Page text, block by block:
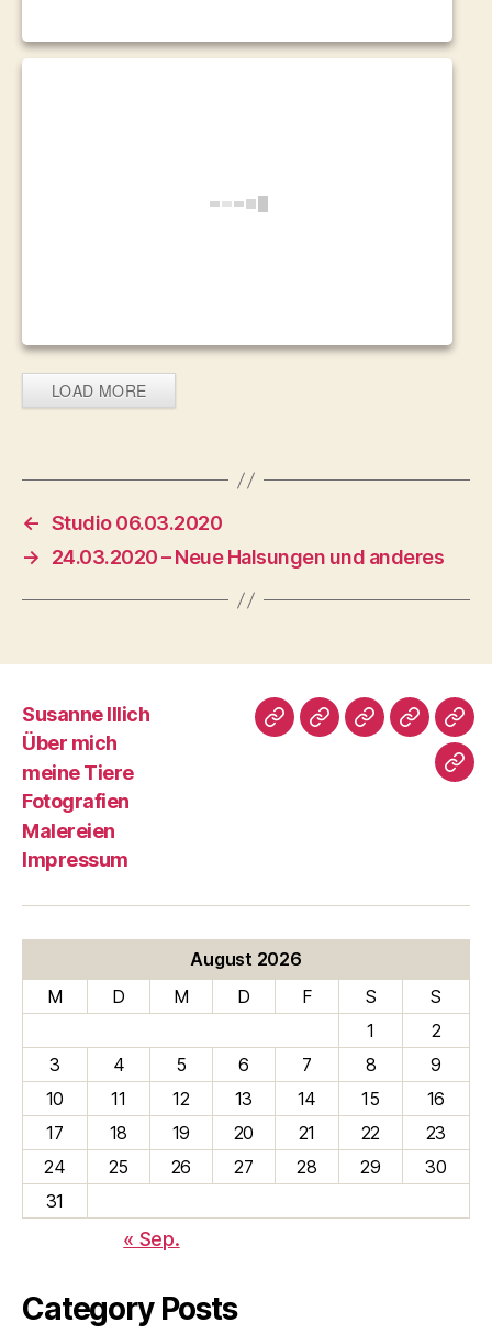
LOAD MORE
← Studio 06.03.2020
→
24.03.2020 – Neue Halsungen und anderes
Susanne Illich
Über mich
meine Tiere
Fotografien
Malereien
Impressum
Susanne
Übermeine
August 2026
M
D M D F S
S
1
2
3
4 5 6 7 8
9
10
11 12 13 14 15
16
17
18 19 20 21 22
23
24
25 26 27 28 29
30
31
« Sep.
Category Posts